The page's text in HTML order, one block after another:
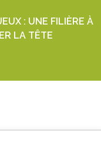
: UNE FILIÈRE À
LA TÊTE